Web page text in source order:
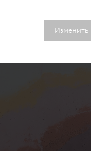
небольшого
Изменить